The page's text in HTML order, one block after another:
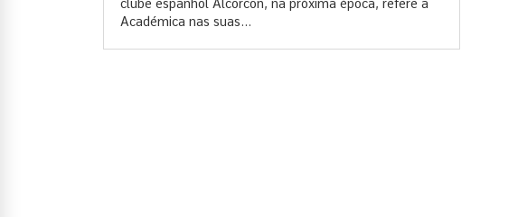
clube espanhol Alcorcon, na próxima época, refere a
Académica nas suas...